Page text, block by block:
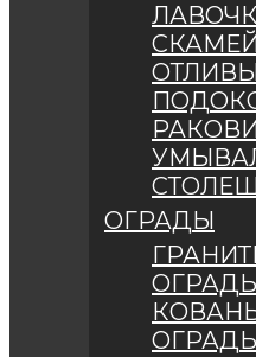
ОГРАДЫ